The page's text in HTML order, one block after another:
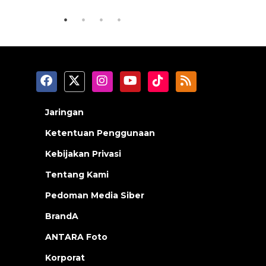
Jaringan
Ketentuan Penggunaan
Kebijakan Privasi
Tentang Kami
Pedoman Media Siber
BrandA
ANTARA Foto
Korporat